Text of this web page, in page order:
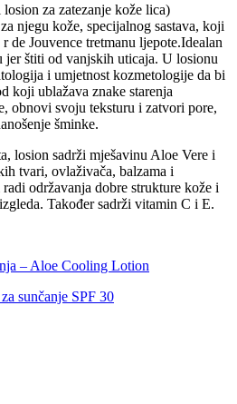
za zatezanje kože lica)
njegu kože, specijalnog sastava, koji
de Jouvence tretmanu ljepote.Idealan
jer štiti od vanjskih uticaja. U losionu
i umjetnost kozmetologije da bi
koji ublažava znake starenja
obnovi svoju teksturu i zatvori pore,
šminke.
losion sadrži mješavinu Aloe Vere i
tvari, ovlaživača, balzama i
održavanja dobre strukture kože i
Također sadrži vitamin C i E.
– Aloe Cooling Lotion
sunčanje SPF 30